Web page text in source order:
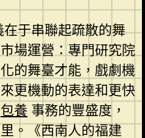
于串聯起疏散的舞
場運營：專門研究院
的舞臺才能，戲劇機
更機動的表達和更快
包養 事務的豐盛度，
。《西南人的福建